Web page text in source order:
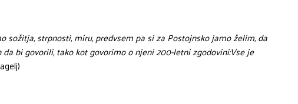
strpnosti, miru, predvsem pa si za Postojnsko jamo želim, da
bi govorili, tako kot govorimo o njeni 200-letni zgodovini:Vse je